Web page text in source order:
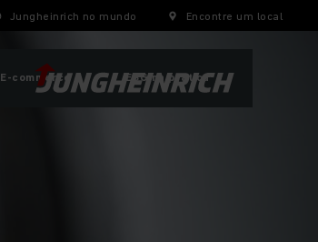
Jungheinrich no mundo Encontre um local
E-commerce ESG na prática